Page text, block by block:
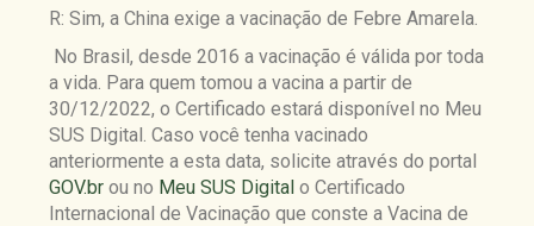
R: Sim, a China exige a vacinação de Febre Amarela.
No Brasil, desde 2016 a vacinação é válida por toda
a vida. Para quem tomou a vacina a partir de
30/12/2022, o Certificado estará disponível no Meu
SUS Digital. Caso você tenha vacinado
anteriormente a esta data, solicite através do portal
GOV.br ou no Meu SUS Digital o Certificado
Internacional de Vacinação que conste a Vacina de